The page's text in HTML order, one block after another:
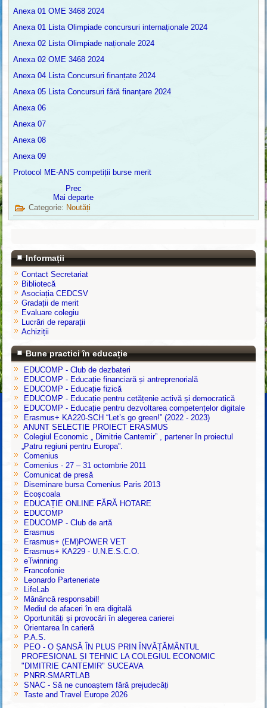
Anexa 01 OME 3468 2024
Anexa 01 Lista Olimpiade concursuri internaționale 2024
Anexa 02 Lista Olimpiade naționale 2024
Anexa 02 OME 3468 2024
Anexa 04 Lista Concursuri finanțate 2024
Anexa 05 Lista Concursuri fără finanțare 2024
Anexa 06
Anexa 07
Anexa 08
Anexa 09
Protocol ME-ANS competiții burse merit
Prec
Mai departe
Categorie: Noutăți
Informații
Contact Secretariat
Bibliotecă
Asociația CEDCSV
Gradații de merit
Evaluare colegiu
Lucrări de reparații
Achiziții
Bune practici în educație
EDUCOMP - Club de dezbateri
EDUCOMP - Educație financiară și antreprenorială
EDUCOMP - Educație fizică
EDUCOMP - Educație pentru cetățenie activă și democratică
EDUCOMP - Educație pentru dezvoltarea competențelor digitale
Erasmus+ KA220-SCH “Let’s go green!” (2022 - 2023)
ANUNT SELECTIE PROIECT ERASMUS
Colegiul Economic „ Dimitrie Cantemir” , partener în proiectul
„Patru regiuni pentru Europa”.
Comenius
Comenius - 27 – 31 octombrie 2011
Comunicat de presă
Diseminare bursa Comenius Paris 2013
Ecoșcoala
EDUCAȚIE ONLINE FĂRĂ HOTARE
EDUCOMP
EDUCOMP - Club de artă
Erasmus
Erasmus+ (EM)POWER VET
Erasmus+ KA229 - U.N.E.S.C.O.
eTwinning
Francofonie
Leonardo Parteneriate
LifeLab
Mănâncă responsabil!
Mediul de afaceri în era digitală
Oportunități și provocări în alegerea carierei
Orientarea în carieră
P.A.S.
PEO - O ȘANSĂ ÎN PLUS PRIN ÎNVĂȚĂMÂNTUL
PROFESIONAL ȘI TEHNIC LA COLEGIUL ECONOMIC
"DIMITRIE CANTEMIR" SUCEAVA
PNRR-SMARTLAB
SNAC - Să ne cunoaștem fără prejudecăți
Taste and Travel Europe 2026